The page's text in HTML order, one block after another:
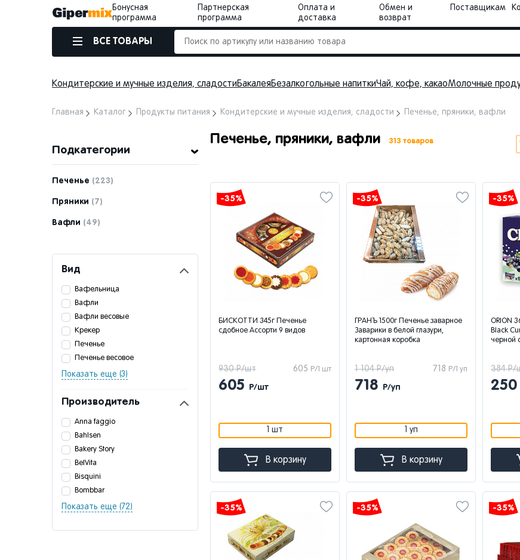
Бонусная
программа
Партнерская
программа
Оплата и
доставка
Обмен и
возврат
Поставщикам
ВСЕ ТОВАРЫ
Кондитерские и мучные изделия, сладостиБакалеяБезалкогольные напиткиЧай, кофе, какаоМолочные
Главная Каталог Продукты питания Кондитерские и мучные изделия, сладости Печенье, пряники, вафли
Подкатегории
Печенье (223)
Пряники (7)
Вафли (49)
Вид
Вафельница
Вафли
Вафли весовые
Крекер
Печенье
Печенье весовое
Показать еще (3)
Производитель
Anna faggio
Bahlsen
Bakery Story
BelVita
Bisquini
Bombbar
Показать еще (72)
Печенье, пряники, вафли 313 товаров
-35%
БИСКОТТИ 345г Печенье
сдобное Ассорти 9 видов
605 Р/1 шт
930 Р/шт
605 Р/шт
1 шт
В корзину
-35%
ГРАНЪ 1500г Печенье заварное
Заварики в белой глазури,
картонная коробка
718 Р/1 уп
1 104 Р/уп
718 Р/уп
1 уп
В корзину
-35%
ORION
Black
черной
384 Р/
250
-35% -35% -35%